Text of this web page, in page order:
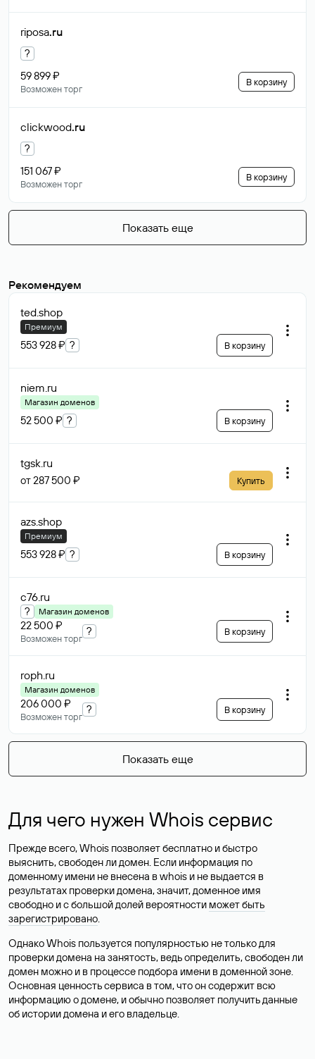
riposa.ru
?
59 899 ₽
Возможен торг
В корзину
clickwood.ru
?
151 067 ₽
Возможен торг
В корзину
Показать еще
Рекомендуем
ted.shop
Премиум
553 928 ₽ ? В корзину
niem.ru
Магазин доменов
52 500 ₽ ? В корзину
tgsk.ru
от 287 500 ₽ Купить
azs.shop
Премиум
553 928 ₽ ? В корзину
c76.ru
? Магазин доменов
22 500 ₽
Возможен торг
? В корзину
roph.ru
Магазин доменов
206 000 ₽
Возможен торг
? В корзину
Показать еще
Для чего нужен Whois сервис
Прежде всего, Whois позволяет бесплатно и быстро
выяснить, свободен ли домен. Если информация по
доменному имени не внесена в whois и не выдается в
результатах проверки домена, значит, доменное имя
свободно и с большой долей вероятности может быть
зарегистрировано.
Однако Whois пользуется популярностью не только для
проверки домена на занятость, ведь определить, свободен ли
домен можно и в процессе подбора имени в доменной зоне.
Основная ценность сервиса в том, что он содержит всю
информацию о домене, и обычно позволяет получить данные
об истории домена и его владельце.